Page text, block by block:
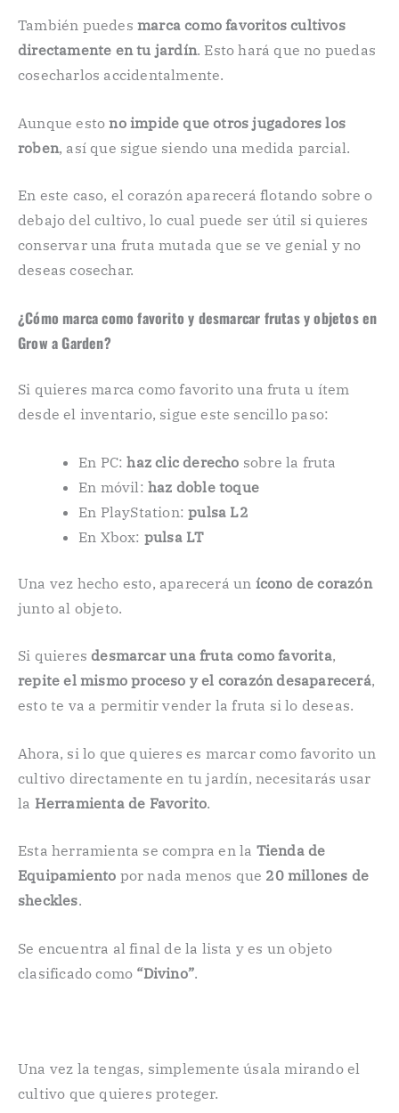
También puedes marca como favoritos cultivos
directamente en tu jardín. Esto hará que no puedas
cosecharlos accidentalmente.
Aunque estono impide que otros jugadores los
roben, así que sigue siendo una medida parcial.
En este caso, el corazón aparecerá flotando sobre o
debajo del cultivo, lo cual puede ser útil si quieres
conservar una fruta mutada que se ve genial y no
deseas cosechar.
¿Cómo marca como favorito y desmarcar frutas y objetos en
Grow a Garden?
Si quieres marca como favorito una fruta u ítem
desde el inventario, sigue este sencillo paso:
En PC:haz clic derecho sobre la fruta
En móvil: haz doble toque
En PlayStation:pulsa L2
En Xbox: pulsa LT
Una vez hecho esto, aparecerá un ícono de corazón
junto al objeto.
Si quieres desmarcar una fruta como favorita,
repite el mismo proceso y el corazón desaparecerá,
esto te va a permitir vender la fruta si lo deseas.
Ahora, si lo que quieres es marcar como favorito un
cultivo directamente en tu jardín, necesitarás usar
la Herramienta de Favorito.
Esta herramienta se compra en la Tienda de
Equipamiento por nada menos que 20 millones de
sheckles.
Se encuentra al final de la lista y es un objeto
clasificado como “Divino”.
Una vez la tengas, simplemente úsala mirando el
cultivo que quieres proteger.